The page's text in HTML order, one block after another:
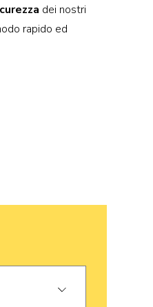
dei nostri
rapido ed